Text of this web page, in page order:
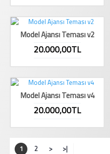
Model Ajansı Teması v2
20.000,00TL
Model Ajansı Teması v4
20.000,00TL
1 2 > >|